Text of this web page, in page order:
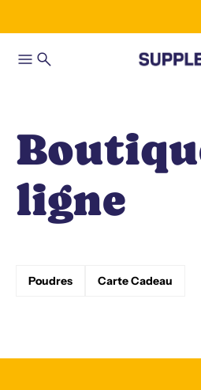
ligne
Poudres Carte Cadeau